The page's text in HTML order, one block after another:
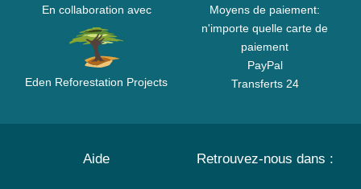
En collaboration avec
Eden Reforestation Projects
Moyens de paiement:
n'importe quelle carte de
paiement
PayPal
Transferts 24
Aide Retrouvez-nous dans :